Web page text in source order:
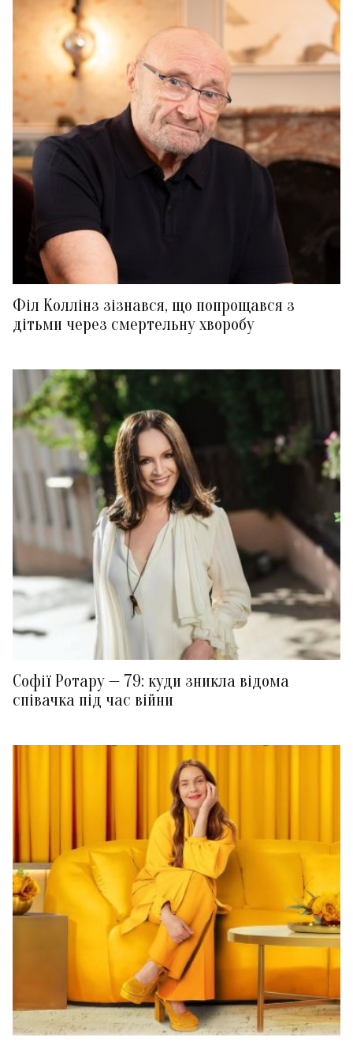
Філ Коллінз зізнався, що попрощався з
дітьми через смертельну хворобу
Софії Ротару — 79: куди зникла відома
співачка під час війни